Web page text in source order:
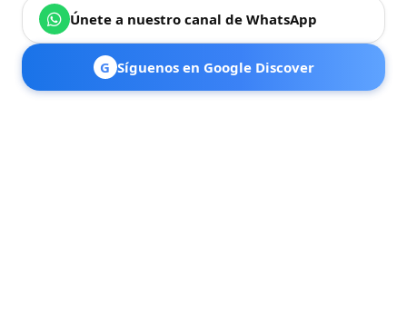
Únete a nuestro canal de WhatsApp
G Síguenos en Google Discover